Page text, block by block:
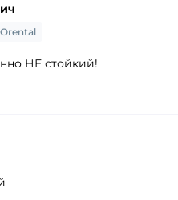
НЕ стойкий!